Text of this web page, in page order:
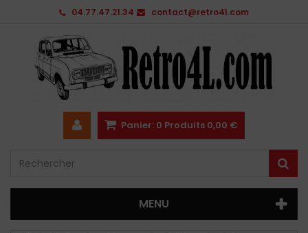
04.77.47.21.34 contact@retro4l.com
Panier: 0 Produits 0,00 €
MENU